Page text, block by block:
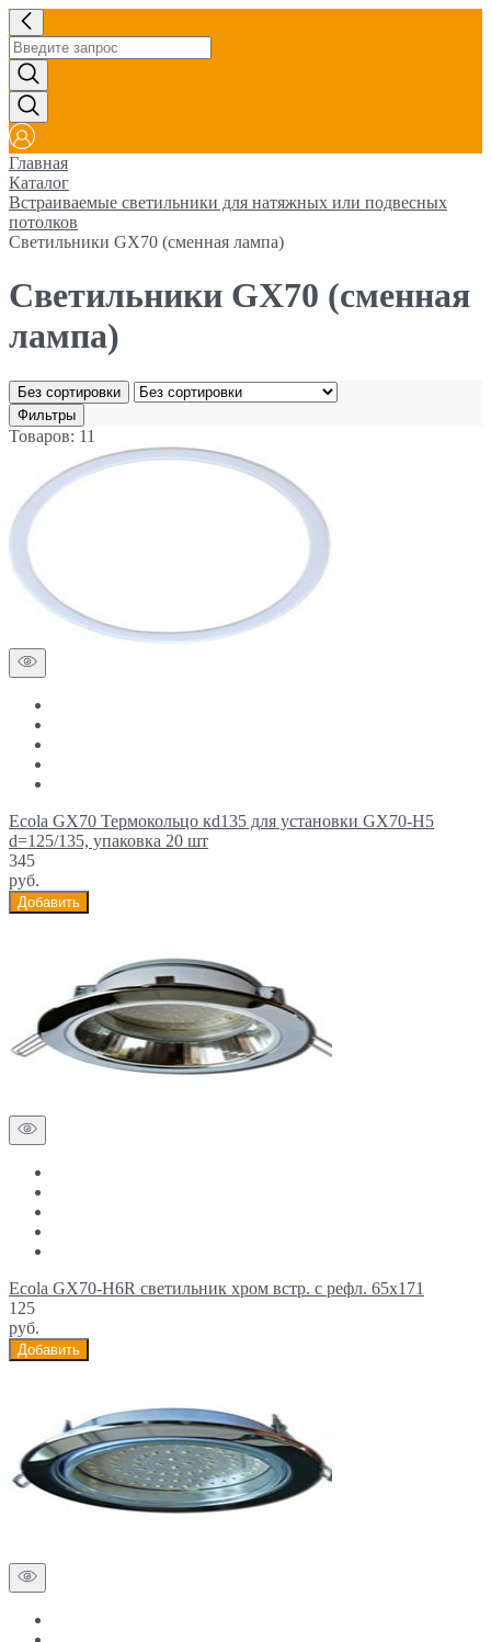
Главная
Каталог
Встраиваемые светильники для натяжных или подвесных
потолков
Светильники GX70 (сменная лампа)
Светильники GX70 (сменная
лампа)
Без сортировки
Фильтры
Товаров: 11
Ecola GX70 Термокольцо кd135 для установки GX70-H5
d=125/135, упаковка 20 шт
345
руб.
Добавить
Ecola GX70-H6R светильник хром встр. с рефл. 65x171
125
руб.
Добавить